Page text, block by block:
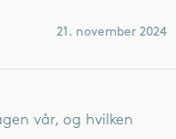
21. november 2024
vår, og hvilken